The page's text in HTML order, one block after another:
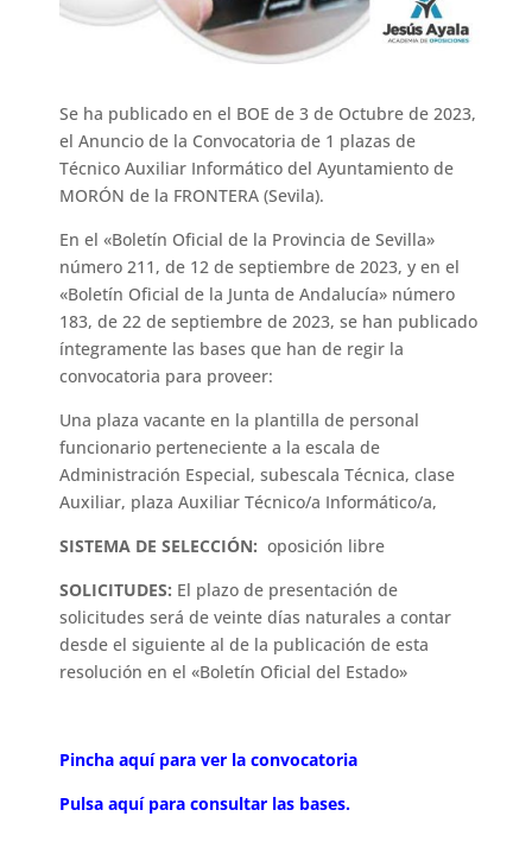
Se ha publicado en el BOE de 3 de Octubre de 2023,
el Anuncio de la Convocatoria de 1 plazas de
Técnico Auxiliar Informático del Ayuntamiento de
MORÓN de la FRONTERA (Sevila).
En el «Boletín Oficial de la Provincia de Sevilla»
número 211, de 12 de septiembre de 2023, y en el
«Boletín Oficial de la Junta de Andalucía» número
183, de 22 de septiembre de 2023, se han publicado
íntegramente las bases que han de regir la
convocatoria para proveer:
Una plaza vacante en la plantilla de personal
funcionario perteneciente a la escala de
Administración Especial, subescala Técnica, clase
Auxiliar, plaza Auxiliar Técnico/a Informático/a,
SISTEMA DE SELECCIÓN: oposición libre
SOLICITUDES: El plazo de presentación de
solicitudes será de veinte días naturales a contar
desde el siguiente al de la publicación de esta
resolución en el «Boletín Oficial del Estado»
Pincha aquí para ver la convocatoria
Pulsa aquí para consultar las bases.